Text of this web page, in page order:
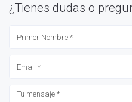
¿Tienes dudas o